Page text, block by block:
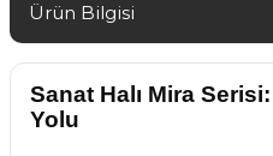
Ürün Bilgisi
Sanat Halı Mira
Yolu